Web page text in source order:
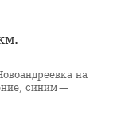
на
синим —